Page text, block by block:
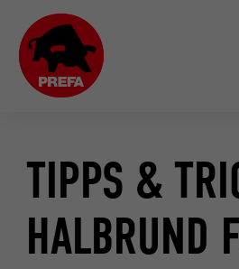
TIPPS &
HALBRUND